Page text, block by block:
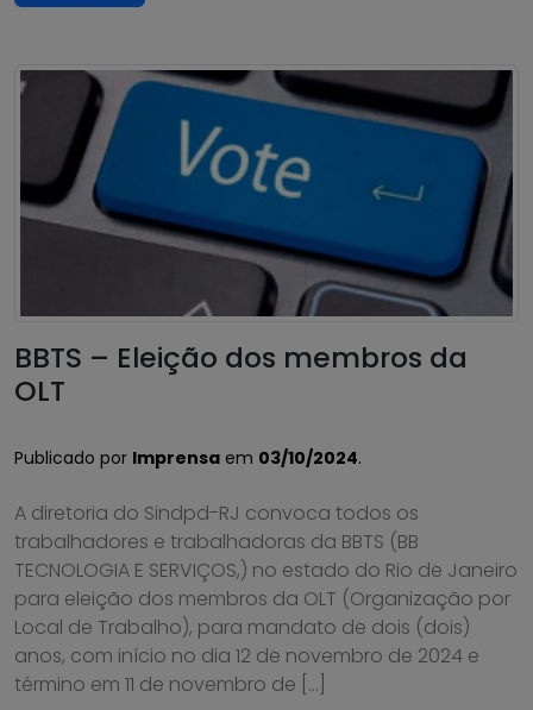
BBTS – Eleição dos membros da
OLT
Publicado por Imprensa em 03/10/2024.
A diretoria do Sindpd-RJ convoca todos os
trabalhadores e trabalhadoras da BBTS (BB
TECNOLOGIA E SERVIÇOS,) no estado do Rio de Janeiro
para eleição dos membros da OLT (Organização por
Local de Trabalho), para mandato de dois (dois)
anos, com início no dia 12 de novembro de 2024 e
término em 11 de novembro de […]